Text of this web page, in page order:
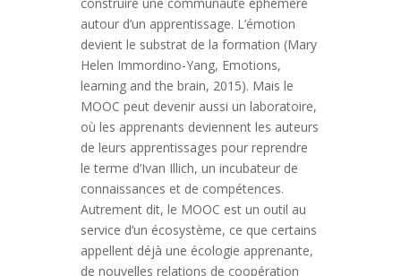
autour d’un apprentissage. L’émotion
devient le substrat de la formation (Mary
Helen Immordino-Yang, Emotions,
learning and the brain, 2015). Mais le
MOOC peut devenir aussi un laboratoire,
où les apprenants deviennent les auteurs
de leurs apprentissages pour reprendre
le terme d’Ivan Illich, un incubateur de
connaissances et de compétences.
Autrement dit, le MOOC est un outil au
service d’un écosystème, ce que certains
appellent déjà une écologie apprenante,
de nouvelles relations de coopération